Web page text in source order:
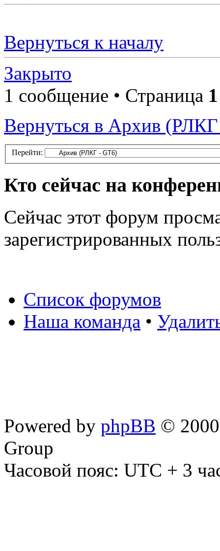
Вернуться к началу
Закрыто
1 сообщение • Страница 1
Вернуться в Архив
Перейти:
Кто сейчас на
Сейчас этот форум
зарегистрированных
Список форумов
Наша команда •
Powered by phpBB ©
Group
Часовой пояс: UTC + 3